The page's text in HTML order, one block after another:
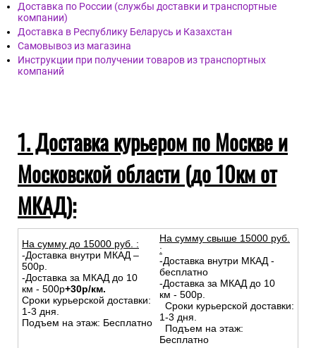
Доставка по России (службы доставки и транспортные
компании)
Доставка в Республику Беларусь и Казахстан
Самовывоз из магазина
Инструкции при получении товаров из транспортных
компаний
1. Доставка курьером по Москве и
Московской области (до 10км от
МКАД):
На сумму до 15000 руб. :
-Доставка внутри МКАД –
500р.
-Доставка за МКАД до 10
км - 500р+30р/км.
Сроки курьерской доставки:
1-3 дня.
Подъем на этаж: Бесплатно
На сумму свыше 15000 руб.
:
-Доставка внутри МКАД -
бесплатно
-Доставка за МКАД до 10
км - 500р.
Сроки курьерской доставки:
1-3 дня.
Подъем на этаж:
Бесплатно